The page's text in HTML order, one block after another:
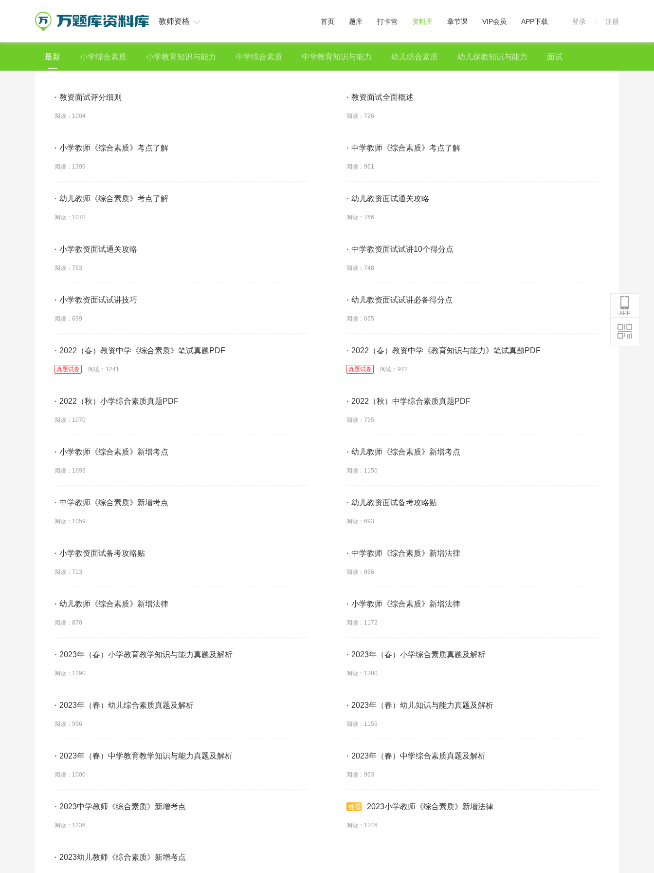
登录 注册
首页 题库 打卡营 资料库 章节课 VIP会员 APP下载
教师资格
最新 小学综合素质 小学教育知识与能力 中学综合素质 中学教育知识与能力 幼儿综合素质 幼儿保教知识与能力 面试
· 教资面试评分细则
阅读：1004
· 教资面试全面概述
阅读：726
· 小学教师《综合素质》考点了解
阅读：1399
· 中学教师《综合素质》考点了解
阅读：961
· 幼儿教师《综合素质》考点了解
阅读：1070
· 幼儿教资面试通关攻略
阅读：766
· 小学教资面试通关攻略
阅读：763
· 中学教资面试试讲10个得分点
阅读：748
· 小学教资面试试讲技巧
阅读：699
· 幼儿教资面试试讲必备得分点
阅读：665
· 2022（春）教资中学《综合素质》笔试真题PDF
真题试卷 阅读：1241
· 2022（春）教资中学《教育知识与能力》笔试真题PDF
真题试卷 阅读：972
· 2022（秋）小学综合素质真题PDF
阅读：1070
· 2022（秋）中学综合素质真题PDF
阅读：795
· 小学教师《综合素质》新增考点
阅读：1693
· 幼儿教师《综合素质》新增考点
阅读：1150
· 中学教师《综合素质》新增考点
阅读：1059
· 幼儿教资面试备考攻略贴
阅读：693
· 小学教资面试备考攻略贴
阅读：713
· 中学教师《综合素质》新增法律
阅读：866
· 幼儿教师《综合素质》新增法律
阅读：870
· 小学教师《综合素质》新增法律
阅读：1172
· 2023年（春）小学教育教学知识与能力真题及解析
阅读：1290
· 2023年（春）小学综合素质真题及解析
阅读：1380
· 2023年（春）幼儿综合素质真题及解析
阅读：996
· 2023年（春）幼儿知识与能力真题及解析
阅读：1155
· 2023年（春）中学教育教学知识与能力真题及解析
阅读：1000
· 2023年（春）中学综合素质真题及解析
阅读：963
· 2023中学教师《综合素质》新增考点
阅读：1236
2023小学教师《综合素质》新增法律
阅读：1246
· 2023幼儿教师《综合素质》新增考点
APP